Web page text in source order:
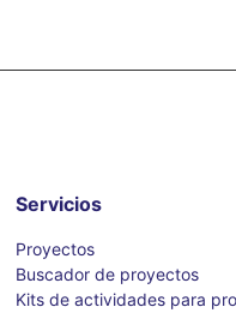
Servicios
Proyectos
Buscador de proyectos
Kits de actividades para